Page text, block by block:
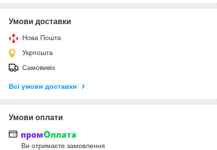
Умови доставки
Нова Пошта
Укрпошта
Самовивіз
Всі умови доставки
Умови оплати
Ви отримаєте замовлення